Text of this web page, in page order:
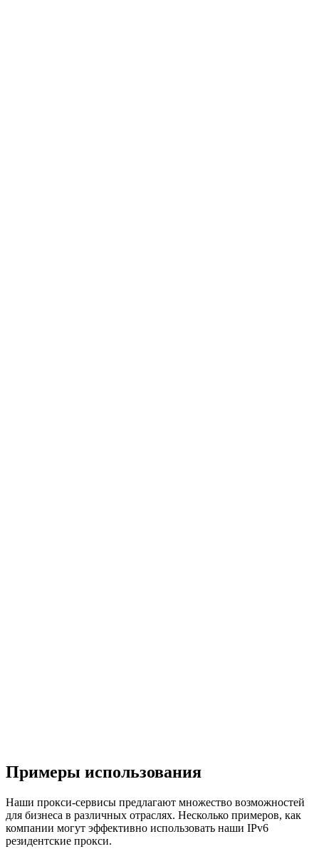
Примеры использования
Наши прокси-сервисы предлагают множество возможностей
для бизнеса в различных отраслях. Несколько примеров, как
компании могут эффективно использовать наши IPv6
резидентские прокси.